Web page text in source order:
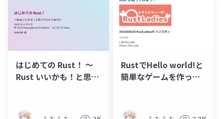
はじめての Rust！ 〜
Rust いいかも！と思っ
RustでHello world!と
簡単なゲームを作って